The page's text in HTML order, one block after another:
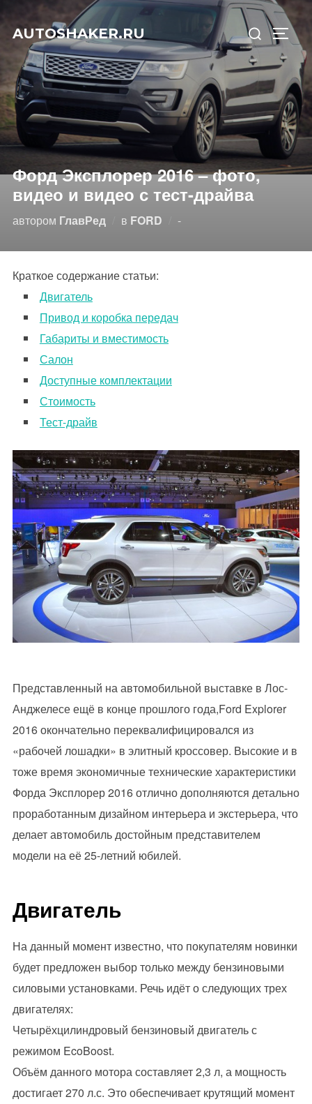
Перейти
содержимому
AUTOSHAKER.RU
Искать:
Форд Эксплорер 2016 – фото,
видео и видео с тест-драйва
автором ГлавРед в FORD -Опубликовано
Краткое содержание статьи:
Двигатель
Привод и коробка передач
Габариты и вместимость
Салон
Доступные комплектации
Стоимость
Тест-драйв
Представленный на автомобильной выставке в Лос-
Анджелесе ещё в конце прошлого года,Ford Explorer
2016 окончательно переквалифицировался из
«рабочей лошадки» в элитный кроссовер. Высокие и в
тоже время экономичные технические характеристики
Форда Эксплорер 2016 отлично дополняются детально
проработанным дизайном интерьера и экстерьера, что
делает автомобиль достойным представителем
модели на её 25-летний юбилей.
Двигатель
На данный момент известно, что покупателям новинки
будет предложен выбор только между бензиновыми
силовыми установками. Речь идёт о следующих трех
двигателях:
Четырёхцилиндровый бензиновый двигатель с
режимом EcoBoost.
Объём данного мотора составляет 2,3 л, а мощность
достигает 270 л.с. Это обеспечивает крутящий момент